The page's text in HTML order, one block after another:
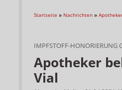
Startseite » Nachrichten »
IMPFSTOFF-HONORIERUNG
Apotheker
Vial